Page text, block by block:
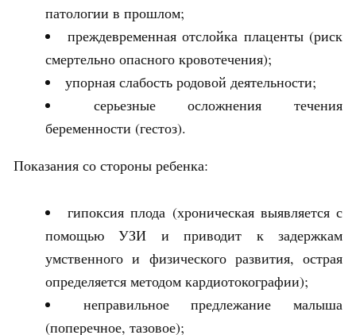
патологии в прошлом;
преждевременная отслойка плаценты (риск
смертельно опасного кровотечения);
упорная слабость родовой деятельности;
серьезные осложнения течения
беременности (гестоз).
Показания со стороны ребенка:
гипоксия плода (хроническая выявляется с
помощью УЗИ и приводит к задержкам
умственного и физического развития, острая
определяется методом кардиотокографии);
неправильное предлежание малыша
(поперечное, тазовое);